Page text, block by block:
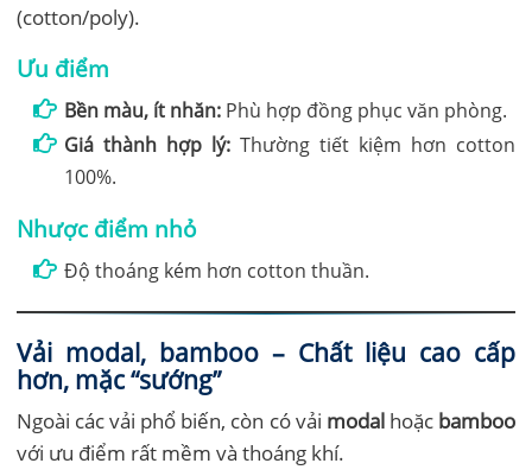
(cotton/poly).
Ưu điểm
Bền màu, ít nhăn: Phù hợp đồng phục văn phòng.
Giá thành hợp lý: Thường tiết kiệm hơn cotton
100%.
Nhược điểm nhỏ
Độ thoáng kém hơn cotton thuần.
Vải modal, bamboo – Chất liệu cao cấp
hơn, mặc “sướng”
Ngoài các vải phổ biến, còn có vải modalhoặc bamboo
với ưu điểm rất mềm và thoáng khí.